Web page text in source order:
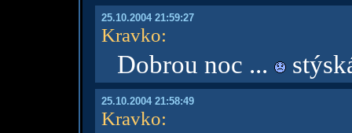
25.10.2004 21:59:27
Kravko:
Dobrou noc ...
25.10.2004 21:58:49
Kravko: